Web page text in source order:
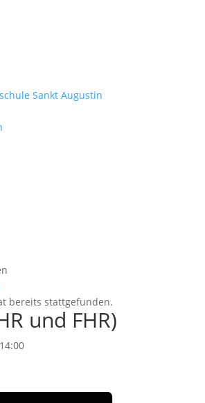
bereits stattgefunden.
und FHR)
14:00